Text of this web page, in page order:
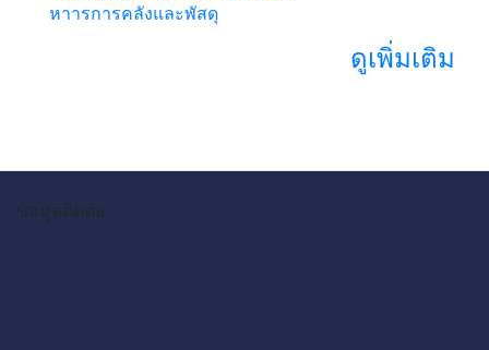
หาารการคลังและพัสดุ
ดูเพิ่มเติม
ข้อมูลติดต่อ